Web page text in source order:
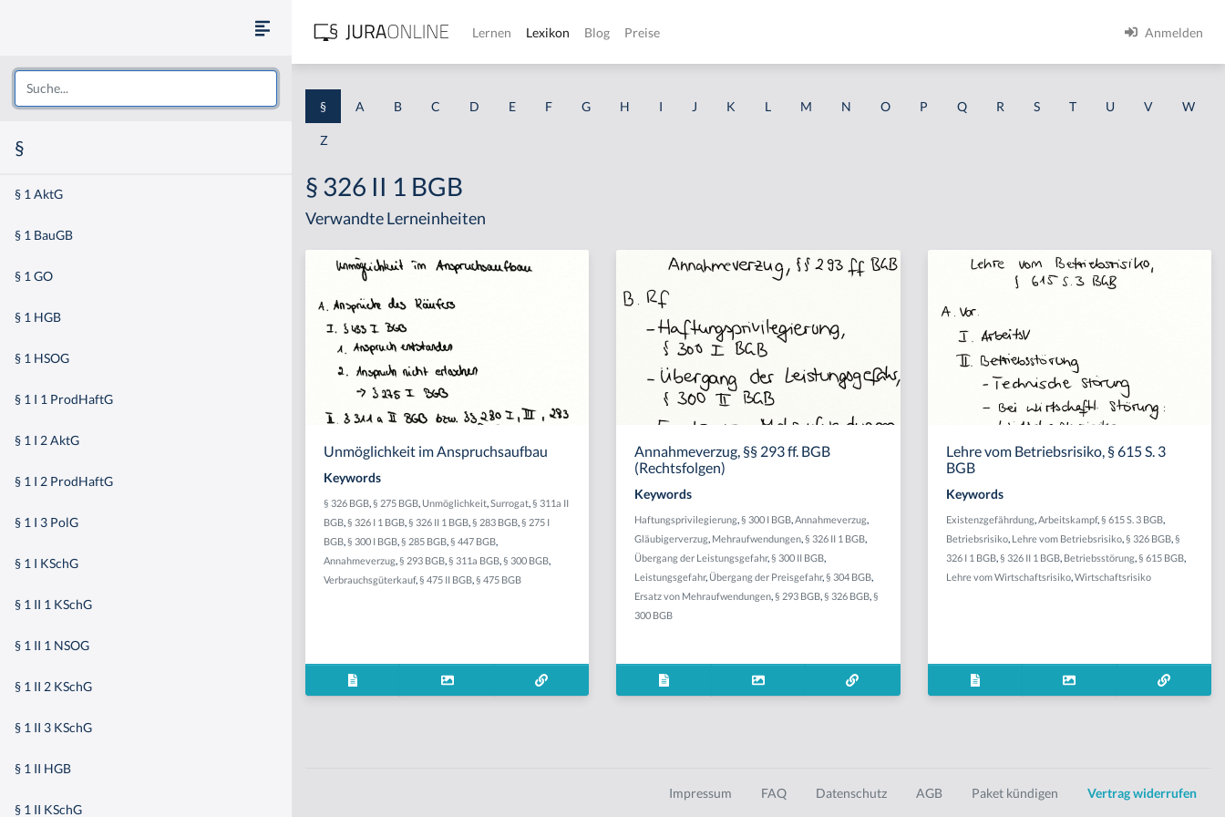
§
§ 1 AktG
§ 1 BauGB
§ 1 GO
§ 1 HGB
§ 1 HSOG
§ 1 I 1 ProdHaftG
§ 1 I 2 AktG
§ 1 I 2 ProdHaftG
§ 1 I 3 PolG
§ 1 I KSchG
§ 1 II 1 KSchG
§ 1 II 1 NSOG
§ 1 II 2 KSchG
§ 1 II 3 KSchG
§ 1 II HGB
§ 1 II KSchG
Lernen Lexikon Blog Preise Anmelden
§ A B C D E F G H I J K L M N O P Q R S T U V W
Z
§ 326 II 1 BGB
Verwandte Lerneinheiten
Unmöglichkeit im Anspruchsaufbau
Keywords
§ 326 BGB,§ 275 BGB, Unmöglichkeit,Surrogat,§ 311a II
BGB,§ 326 I 1 BGB,§ 326 II 1 BGB,§ 283 BGB,§ 275 I
BGB,§ 300 I BGB,§ 285 BGB,§ 447 BGB,
Annahmeverzug,§ 293 BGB,§ 311a BGB,§ 300 BGB,
Verbrauchsgüterkauf,§ 475 II BGB,§ 475 BGB
Annahmeverzug, §§ 293 ff. BGB
(Rechtsfolgen)
Keywords
Haftungsprivilegierung,§ 300 I BGB,Annahmeverzug,
Gläubigerverzug, Mehraufwendungen,§ 326 II 1 BGB,
Übergang der Leistungsgefahr,§ 300 II BGB,
Leistungsgefahr, Übergang der Preisgefahr,§ 304 BGB,
Ersatz von Mehraufwendungen,§ 293 BGB,§ 326 BGB,§
300 BGB
Lehre vom Betriebsrisiko, § 615 S. 3
BGB
Keywords
Existenzgefährdung,Arbeitskampf,§ 615 S. 3 BGB,
Betriebsrisiko, Lehre vom Betriebsrisiko,§ 326 BGB,§
326 I 1 BGB,§ 326 II 1 BGB, Betriebsstörung,§ 615 BGB,
Lehre vom Wirtschaftsrisiko,Wirtschaftsrisiko
Impressum FAQ Datenschutz AGB Paket kündigen Vertrag widerrufen